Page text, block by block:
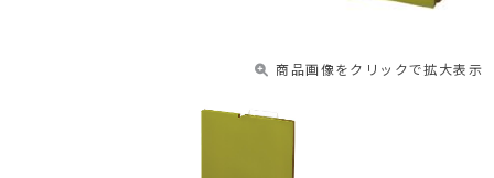
商品画像をクリックで拡大表示